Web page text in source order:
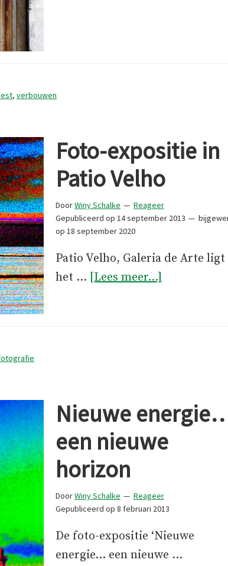
, verbouwen
Foto-expositie in
Patio Velho
DoorWiny Schalke
Reageer
Gepubliceerd op 14 september 2013
op 18 september 2020
Patio Velho, Galeria de Arte
het … [Lees meer...]
Nieuwe
een nieuwe
horizon
DoorWiny Schalke
Reageer
Gepubliceerd op 8 februari 2013
De foto-expositie ‘Nieuwe
energie... een nieuwe …